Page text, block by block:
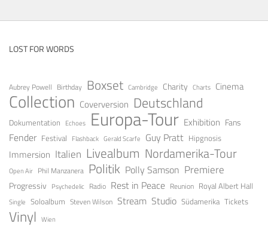
LOST FOR WORDS
Aubrey Powell Birthday Boxset Cambridge Charity Charts Cinema
Collection Coverversion Deutschland
Dokumentation Echoes Europa-Tour Exhibition Fans
Fender Festival Flashback Gerald Scarfe Guy Pratt Hipgnosis
Immersion Italien Livealbum Nordamerika-Tour
Open Air Phil Manzanera Politik Polly Samson Premiere
Progressiv Psychedelic Radio Rest in Peace Reunion Royal Albert Hall
Single Soloalbum Steven Wilson Stream Studio Südamerika Tickets
Vinyl Wien